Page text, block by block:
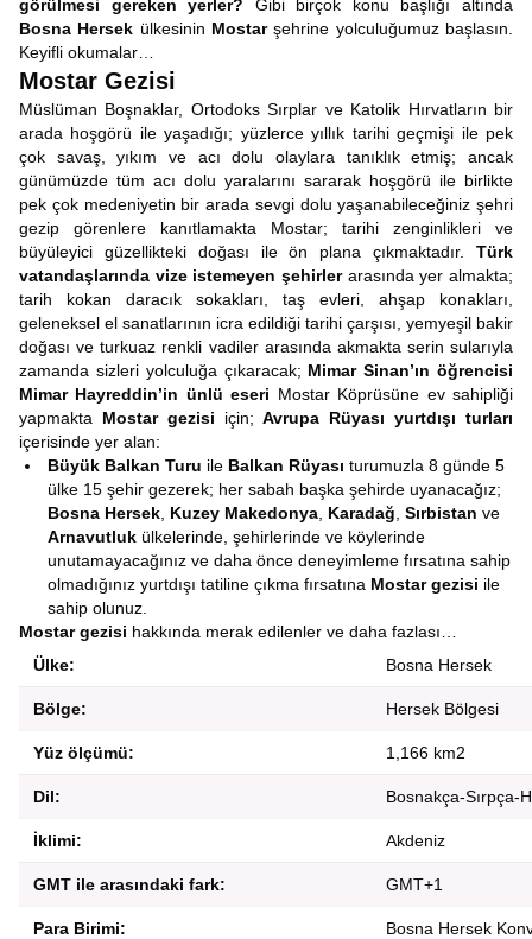
görülmesi gereken yerler? Gibi birçok konu başlığı altında
Bosna Hersek ülkesinin Mostarşehrine yolculuğumuz başlasın.
Keyifli okumalar…
Mostar Gezisi
Müslüman Boşnaklar, Ortodoks Sırplar ve Katolik Hırvatların bir
arada hoşgörü ile yaşadığı; yüzlerce yıllık tarihi geçmişi ile pek
çok savaş, yıkım ve acı dolu olaylara tanıklık etmiş; ancak
günümüzde tüm acı dolu yaralarını sararak hoşgörü ile birlikte
pek çok medeniyetin bir arada sevgi dolu yaşanabileceğiniz şehri
gezip görenlere kanıtlamakta Mostar; tarihi zenginlikleri ve
büyüleyici güzellikteki doğası ile ön plana çıkmaktadır. Türk
vatandaşlarında vize istemeyen şehirler arasında yer almakta;
tarih kokan daracık sokakları, taş evleri, ahşap konakları,
geleneksel el sanatlarının icra edildiği tarihi çarşısı, yemyeşil bakir
doğası ve turkuaz renkli vadiler arasında akmakta serin sularıyla
zamanda sizleri yolculuğa çıkaracak; Mimar Sinan’ın öğrencisi
Mimar Hayreddin’in ünlü eseri Mostar Köprüsüne ev sahipliği
yapmakta Mostar gezisi için; Avrupa Rüyası yurtdışı turları
içerisinde yer alan:
Büyük Balkan Turu ile Balkan Rüyası turumuzla 8 günde 5
ülke 15 şehir gezerek; her sabah başka şehirde uyanacağız;
Bosna Hersek Kuzey Makedonya Karadağ Sırbistan ve
Arnavutluk ülkelerinde, şehirlerinde ve köylerinde
unutamayacağınız ve daha önce deneyimleme fırsatına sahip
olmadığınız yurtdışı tatiline çıkma fırsatına Mostar gezisi ile
sahip olunuz.
Mostar gezisi hakkında merak edilenler ve daha fazlası…
Ülke:
Bosna Hersek
Bölge: Hersek Bölgesi
Yüz ölçümü: 1,166 km2
Dil: Bosnakça-Sırpça-
İklimi: Akdeniz
GMT ile arasındaki fark: GMT+1
Para Birimi: Bosna Hersek